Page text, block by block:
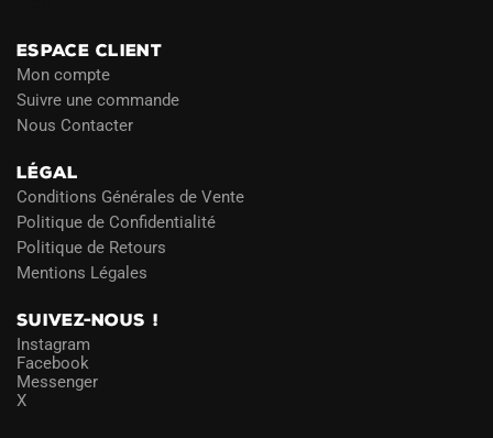
ESPACE CLIENT
Mon compte
Suivre une commande
Nous Contacter
LÉGAL
Conditions Générales de Vente
Politique de Confidentialité
Politique de Retours
Mentions Légales
SUIVEZ-NOUS !
Instagram
Facebook
Messenger
X